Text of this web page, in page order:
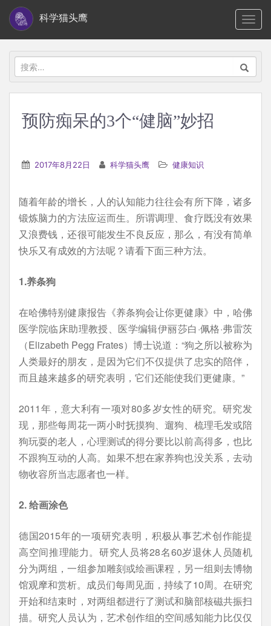
i
科学猫头鹰
搜
索：
预防痴呆的3个“健脑”妙招
2017年8月22日 科学猫头鹰 健康知识
随着年龄的增长，人的认知能力往往会有所下降，诸多
锻炼脑力的方法应运而生。所谓调理、食疗既没有效果
又浪费钱，还很可能发生不良反应，那么，有没有简单
快乐又有成效的方法呢？请看下面三种方法。
1.养条狗
在哈佛特别健康报告《养条狗会让你更健康》中，哈佛
医学院临床助理教授、医学编辑伊丽莎白·佩格·弗雷茨
（Elizabeth Pegg Frates）博士说道：“狗之所以被称为
人类最好的朋友，是因为它们不仅提供了忠实的陪伴，
而且越来越多的研究表明，它们还能使我们更健康。”
2011年，意大利有一项对80多岁女性的研究。研究发
现，那些每周花一两小时抚摸狗、遛狗、梳理毛发或陪
狗玩耍的老人，心理测试的得分要比以前高得多，也比
不跟狗互动的人高。如果不想在家养狗也没关系，去动
物收容所当志愿者也一样。
2. 给画涂色
德国2015年的一项研究表明，积极从事艺术创作能提
高空间推理能力。研究人员将28名60岁退休人员随机
分为两组，一组参加雕刻或绘画课程，另一组则去博物
馆观摩和赏析。成员们每周见面，持续了10周。在研究
开始和结束时，对两组都进行了测试和脑部核磁共振扫
描。研究人员认为，艺术创作组的空间感知能力比仅仅